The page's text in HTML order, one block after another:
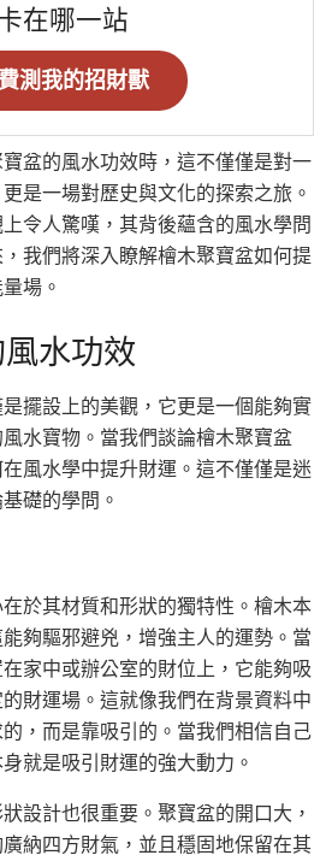
在哪一站
測我的招財獸
盆的風水功效時，這不僅僅是對一
是一場對歷史與文化的探索之旅。
令人驚嘆，其背後蘊含的風水學問
我們將深入瞭解檜木聚寶盆如何提
場。
水功效
擺設上的美觀，它更是一個能夠實
水寶物。當我們談論檜木聚寶盆
風水學中提升財運。這不僅僅是迷
礎的學問。
於其材質和形狀的獨特性。檜木本
夠驅邪避兇，增強主人的運勢。當
家中或辦公室的財位上，它能夠吸
財運場。這就像我們在背景資料中
，而是靠吸引的。當我們相信自己
就是吸引財運的強大動力。
設計也很重要。聚寶盆的開口大，
納四方財氣，並且穩固地保留在其